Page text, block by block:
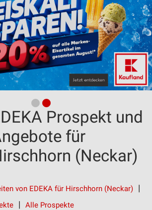
Prospekt und
für
(Neckar)
von EDEKA für Hirschhorn (Neckar)
Alle Prospekte